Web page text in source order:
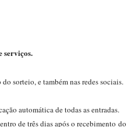
serviços.
sorteio, e também nas redes sociais.
automática de todas as entradas.
de três dias após o recebimento do